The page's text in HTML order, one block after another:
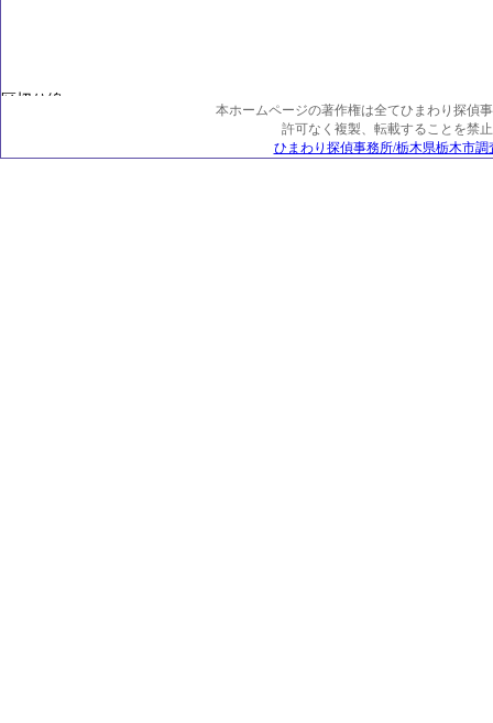
本ホームページの著作権は全てひまわり探偵
許可なく複製、転載することを禁
ひまわり探偵事務所/栃木県栃木市調